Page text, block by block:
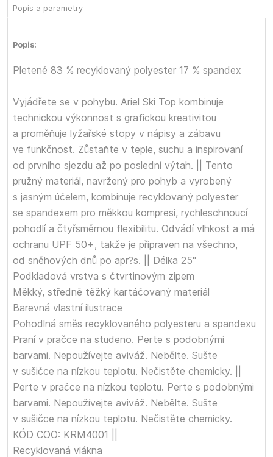
Popis a parametry
Popis:
Pletené 83 % recyklovaný polyester 17 % spandex
Vyjádřete se v pohybu. Ariel Ski Top kombinuje
technickou výkonnost s grafickou kreativitou
a proměňuje lyžařské stopy v nápisy a zábavu
ve funkčnost. Zůstaňte v teple, suchu a inspirovaní
od prvního sjezdu až po poslední výtah. || Tento
pružný materiál, navržený pro pohyb a vyrobený
s jasným účelem, kombinuje recyklovaný polyester
se spandexem pro měkkou kompresi, rychleschnoucí
pohodlí a čtyřsměrnou flexibilitu. Odvádí vlhkost a má
ochranu UPF 50+, takže je připraven na všechno,
od sněhových dnů po apr?s. || Délka 25"
Podkladová vrstva s čtvrtinovým zipem
Měkký, středně těžký kartáčovaný materiál
Barevná vlastní ilustrace
Pohodlná směs recyklovaného polyesteru a spandexu
Praní v pračce na studeno. Perte s podobnými
barvami. Nepoužívejte aviváž. Nebělte. Sušte
v sušičce na nízkou teplotu. Nečistěte chemicky. ||
Perte v pračce na nízkou teplotu. Perte s podobnými
barvami. Nepoužívejte aviváž. Nebělte. Sušte
v sušičce na nízkou teplotu. Nečistěte chemicky.
KÓD COO: KRM4001 ||
Recyklovaná vlákna